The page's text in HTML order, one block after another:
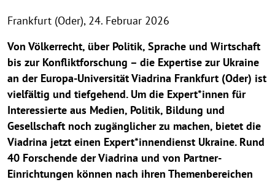
Frankfurt (Oder), 24. Februar 2026
Von Völkerrecht, über Politik, Sprache und Wirtschaft
bis zur Konfliktforschung – die Expertise zur Ukraine
an der Europa-Universität Viadrina Frankfurt (Oder) ist
vielfältig und tiefgehend. Um die Expert*innen für
Interessierte aus Medien, Politik, Bildung und
Gesellschaft noch zugänglicher zu machen, bietet die
Viadrina jetzt einen Expert*innendienst Ukraine. Rund
40 Forschende der Viadrina und von Partner-
Einrichtungen können nach ihren Themenbereichen